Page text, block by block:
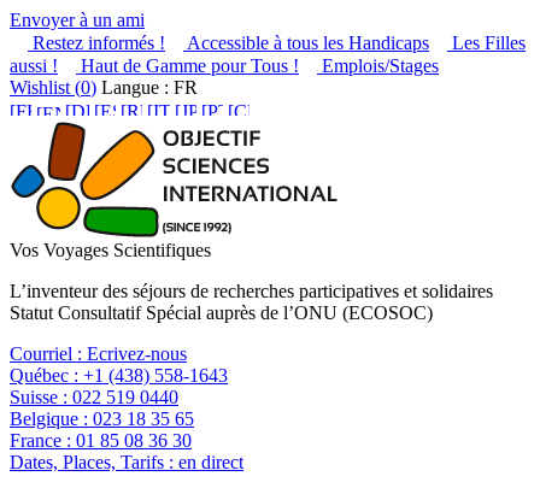
Envoyer à un ami
Restez informés !
Accessible à tous les Handicaps
Les Filles
aussi !
Haut de Gamme pour Tous !
Emplois/Stages
Wishlist (0) Langue : FR
Vos Voyages Scientifiques
L’inventeur des séjours de recherches participatives et solidaires
Statut Consultatif Spécial auprès de l’ONU (ECOSOC)
Courriel : Ecrivez-nous
Québec : +1 (438) 558-1643
Suisse : 022 519 0440
Belgique : 023 18 35 65
France : 01 85 08 36 30
Dates, Places, Tarifs : en direct